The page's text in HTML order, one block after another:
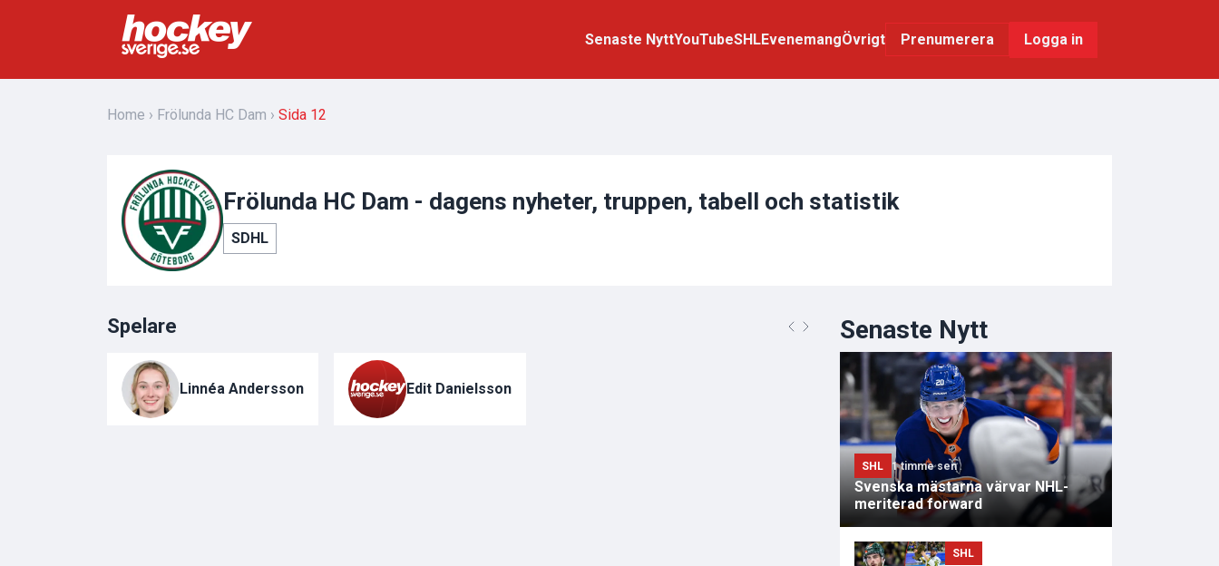
Senaste NyttYouTubeSHLEvenemangÖvrigt Prenumerera Logga in
Home Frölunda HC Dam Sida 12
Frölunda HC Dam - dagens nyheter, truppen, tabell och statistik
SDHL
Spelare
Linnéa Andersson Edit Danielsson
Senaste Nytt
SHL 1 timme sen
Svenska mästarna värvar NHL-
meriterad forward
SHL